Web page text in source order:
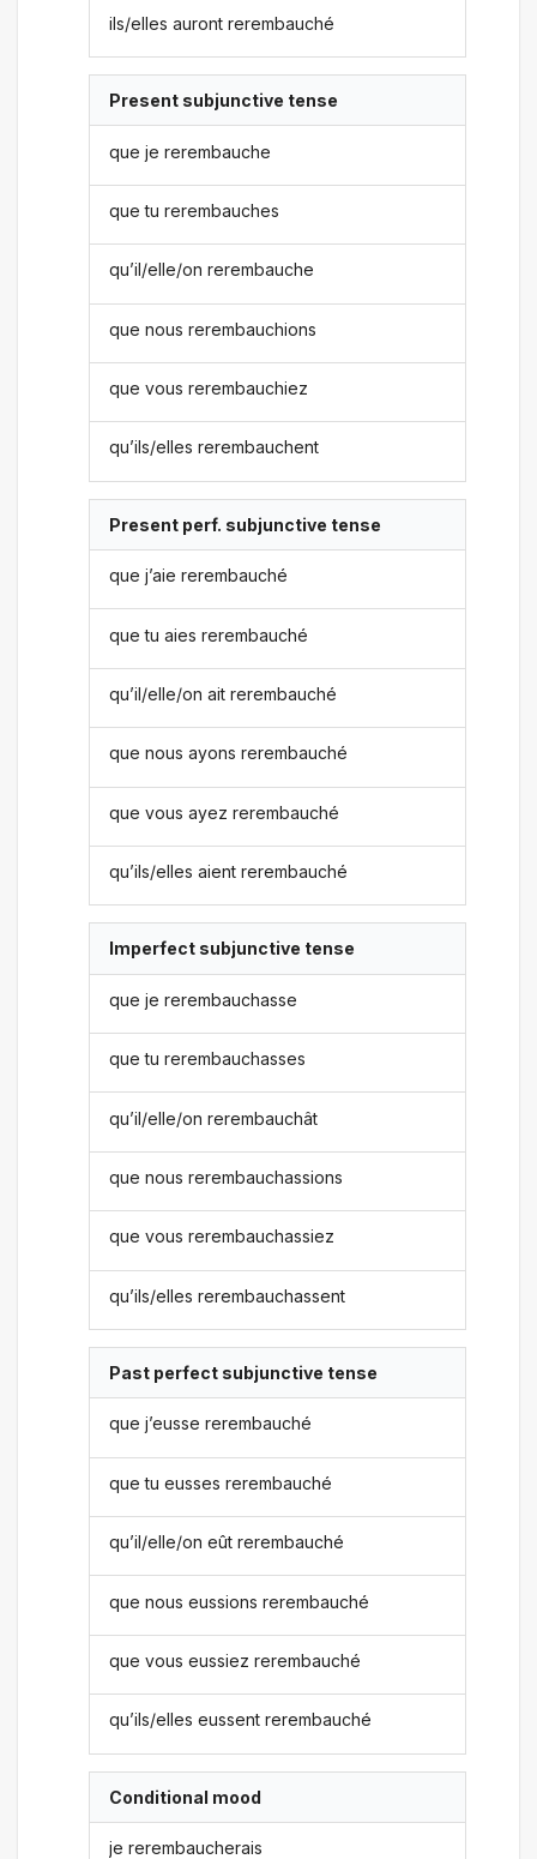
ils/elles auront rerembauché
Present subjunctive tense
que je rerembauche
que tu rerembauches
qu’il/elle/on rerembauche
que nous rerembauchions
que vous rerembauchiez
qu’ils/elles rerembauchent
Present perf. subjunctive tense
que j’aie rerembauché
que tu aies rerembauché
qu’il/elle/on ait rerembauché
que nous ayons rerembauché
que vous ayez rerembauché
qu’ils/elles aient rerembauché
Imperfect subjunctive tense
que je rerembauchasse
que tu rerembauchasses
qu’il/elle/on rerembauchât
que nous rerembauchassions
que vous rerembauchassiez
qu’ils/elles rerembauchassent
Past perfect subjunctive tense
que j’eusse rerembauché
que tu eusses rerembauché
qu’il/elle/on eût rerembauché
que nous eussions rerembauché
que vous eussiez rerembauché
qu’ils/elles eussent rerembauché
Conditional mood
je rerembaucherais